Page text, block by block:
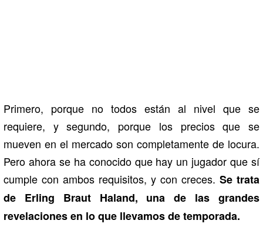
Primero, porque no todos están al nivel que se
requiere, y segundo, porque los precios que se
mueven en el mercado son completamente de locura.
Pero ahora se ha conocido que hay un jugador que sí
cumple con ambos requisitos, y con creces. Se trata
de Erling Braut Haland, una de las grandes
revelaciones en lo que llevamos de temporada.